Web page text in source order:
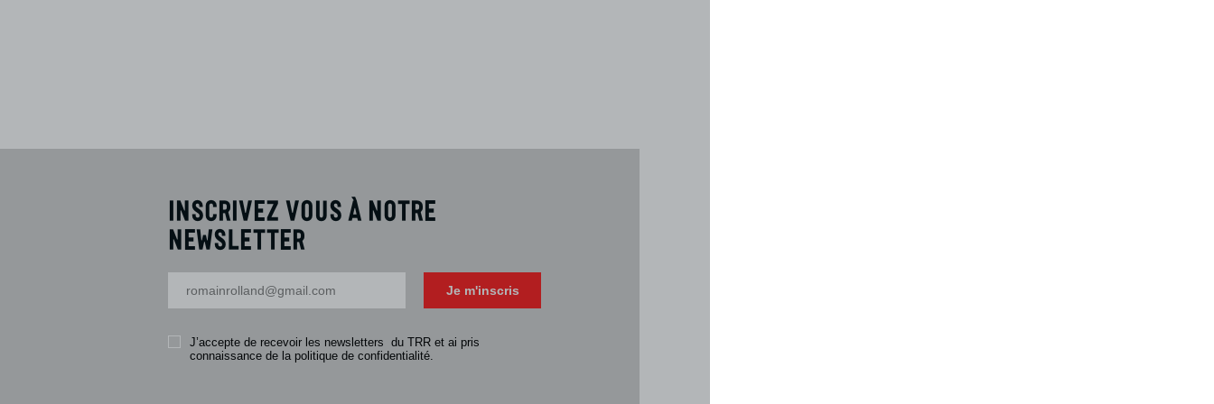
Inscrivez vous à notre
newsletter
Je m'inscris
J’accepte de recevoir les newsletters du TRR et ai pris
connaissance de la politique de confidentialité.